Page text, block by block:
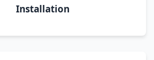
Installation